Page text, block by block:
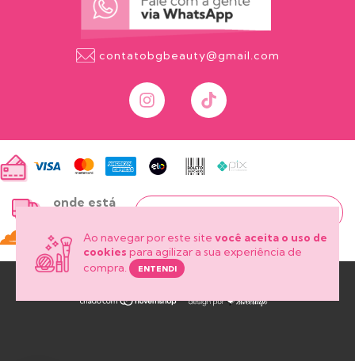
Ao navegar por este site você aceita o uso de
cookies para agilizar a sua experiência de
compra.
ENTENDI
contatobgbeauty@gmail.com
onde está